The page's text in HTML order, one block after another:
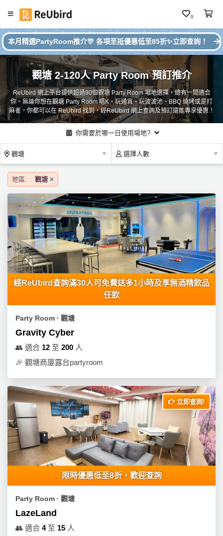
0
繁
中
登
入
冊
服
務
及
產
品
分
類
r
t
y
R
到
會
美
食
色
蛋
糕
花
搞
P
a
r
t
y
朋
友
會
生
動
攻
略
活
動
攻
會
員
需
#
本
月
ty
R
o
o
介
本月精選PartyRoom推介🎊 各項至抵優惠低至85折✨立即查詢！
觀塘 2-120人 Party Room 預訂推介
ReUbird 網上平台提供超過90個觀塘 Party Room 場地選擇，總有一間適合
你。無論你想在觀塘 Party Room 唱K、玩通宵、玩波波池、BBQ 燒烤或是打
麻雀，你都可以在 ReUbird 找到，經ReUbird 網上查詢及預訂還能專享優惠！
你需要於哪一日使用場地?
觀塘 選擇人數
地區: 觀塘
經ReUbird查詢滿30人可免費送多1小時及享無酒精飲品
任飲
Party Room ∙ 觀塘
Gravity Cyber
👥 適合 12 至 200 人
🎉 觀塘商廈露台partyroom
立即查詢!
限時優惠低至8折，歡迎查詢
Party Room ∙ 觀塘
LazeLand
👥 適合 4至 15 人